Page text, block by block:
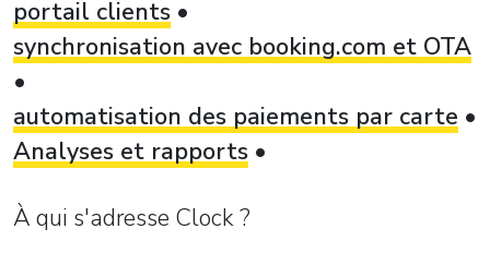
portail clients
synchronisation avec booking.com et OTA
automatisation des paiements par carte
Analyses et rapports
À qui s'adresse Clock ?